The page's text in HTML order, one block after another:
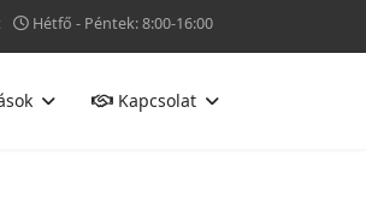
Hétfő - Péntek: 8:00-16:00
Kapcsolat